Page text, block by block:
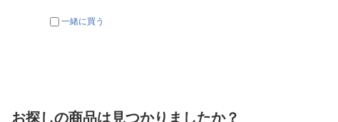
一緒に買う
お探しの商品は見つかりましたか？